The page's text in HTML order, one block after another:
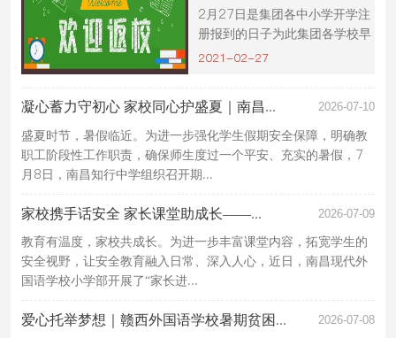
2月27日是集团各中小学开学注
册报到的日子为此集团各学校早
早做好准备只为迎接返校开学的
2021-02-27
凝心蓄力守初心 家校同心护盛夏｜南昌... 2026-07-10
盛夏时节，暑假临近。为进一步强化学生假期安全保障，明确教
职工阶段性工作职责，确保师生度过一个平安、充实的暑假，7
月8日，南昌知行中学组织召开期...
家校携手话安全 家长课堂助成长——... 2026-07-09
教育有温度，家校共成长。为进一步丰富课堂内容，拓宽学生的
安全视野，让安全教育融入日常、深入人心，近日，南昌现代外
国语学校小学部开展了“家长进...
爱心托举梦想｜赣西外国语学校暑期贫困... 2026-07-08